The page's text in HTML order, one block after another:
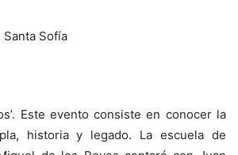
Sofía
Este evento consiste en conocer la
historia y legado. La escuela de